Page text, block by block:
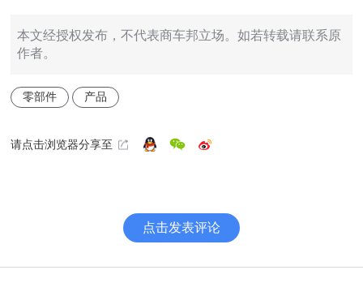
本文经授权发布，不代表商车邦立场。如若转载请联系原
作者。
零部件 产品
请点击浏览器分享至
点击发表评论